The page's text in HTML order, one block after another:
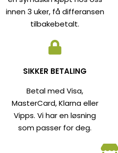
innen 3 uker, få differansen
tilbakebetalt.
SIKKER BETALING
Betal med Visa,
MasterCard, Klarna eller
Vipps. Vi har en løsning
som passer for deg.